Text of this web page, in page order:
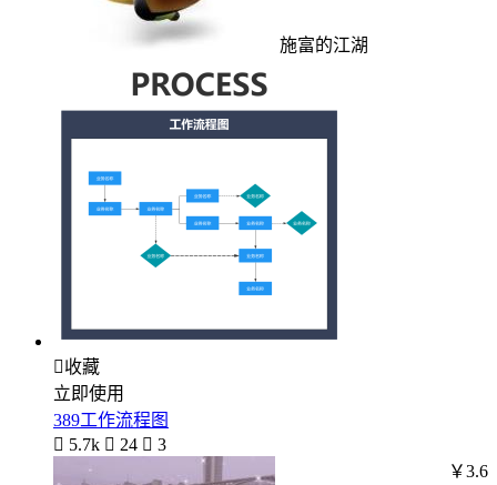
施富的江湖
收藏
立即使用
389工作流程图
 5.7k  24  3
￥3.6